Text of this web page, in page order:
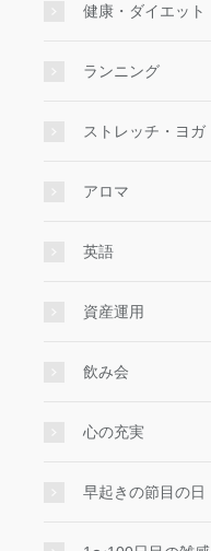
健康・ダイエット
ランニング
ストレッチ・ヨガ
アロマ
英語
資産運用
飲み会
心の充実
早起きの節目の日